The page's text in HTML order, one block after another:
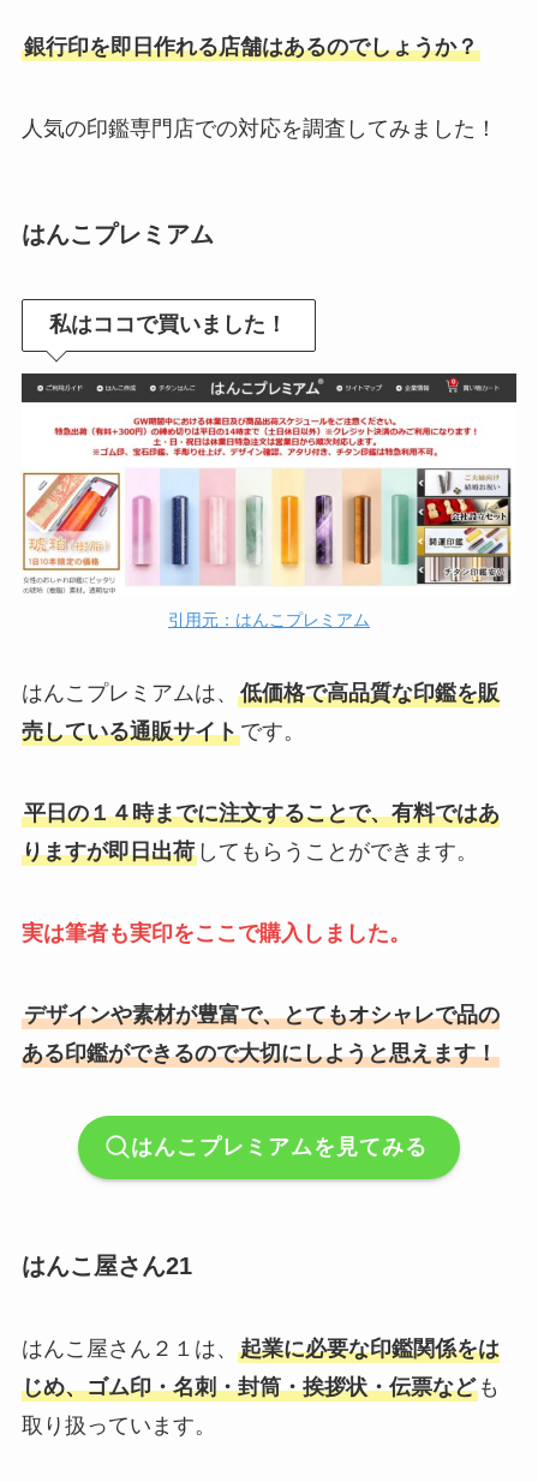
銀行印を即日作れる店舗はあるのでしょうか？
人気の印鑑専門店での対応を調査してみました！
はんこプレミアム
私はココで買いました！
引用元：はんこプレミアム
はんこプレミアムは、 低価格で高品質な印鑑を販
売している通販サイトです。
平日の１４時までに注文することで、有料ではあ
りますが即日出荷してもらうことができます。
実は筆者も実印をここで購入しました。
デザインや素材が豊富で、とてもオシャレで品の
ある印鑑ができるので大切にしようと思えます！
はんこプレミアムを見てみる
はんこ屋さん21
はんこ屋さん２１は、 起業に必要な印鑑関係をは
じめ、ゴム印・名刺・封筒・挨拶状・伝票なども
取り扱っています。